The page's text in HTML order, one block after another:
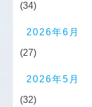
(34)
2026年6月
(27)
2026年5月
(32)